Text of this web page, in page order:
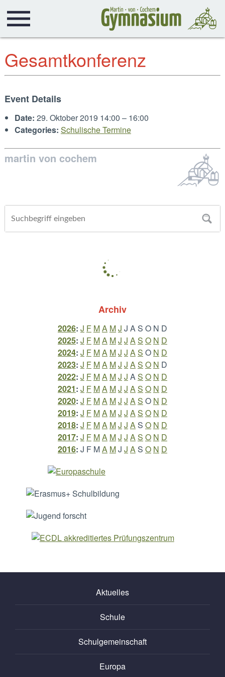
Gesamtkonferenz
Event Details
Date: 29. Oktober 2019 14:00 – 16:00
Categories: Schulische Termine
martin von cochem
Archiv
2026: J F MA MJ J AS O N D
2025: J F MA MJ J AS O N D
2024: J F MA MJ J AS O N D
2023: J F MA MJ J AS O N D
2022: J F MA MJ J AS O N D
2021: J F MA MJ J AS O N D
2020: J F MA MJ J AS O N D
2019: J F MA MJ J AS O N D
2018: J F MA MJ J AS O N D
2017: J F MA MJ J AS O N D
2016: J F MA MJ J AS O N D
Aktuelles
Schule
Schulgemeinschaft
Europa